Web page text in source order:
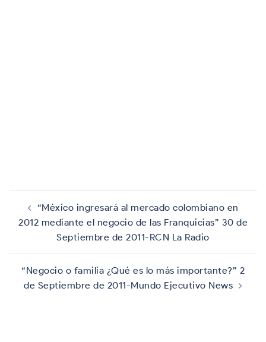
Navegación
entradas
“México ingresará al mercado colombiano en
2012 mediante el negocio de las Franquicias” 30 de
Septiembre de 2011-RCN La Radio
“Negocio o familia ¿Qué es lo más importante?” 2
de Septiembre de 2011-Mundo Ejecutivo News